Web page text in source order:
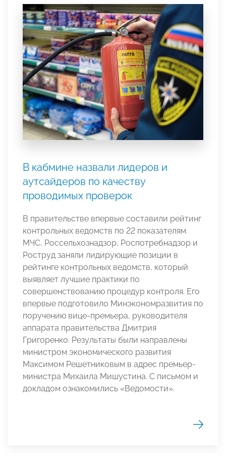
В кабмине назвали лидеров и
аутсайдеров по качеству
проводимых проверок
В правительстве впервые составили рейтинг
контрольных ведомств по 22 показателям.
МЧС, Россельхознадзор, Роспотребнадзор и
Роструд заняли лидирующие позиции в
рейтинге контрольных ведомств, который
выявляет лучшие практики по
совершенствованию процедур контроля. Его
впервые подготовило Минэкономразвития по
поручению вице-премьера, руководителя
аппарата правительства Дмитрия
Григоренко. Результаты были направлены
министром экономического развития
Максимом Решетниковым в адрес премьер-
министра Михаила Мишустина. С письмом и
докладом ознакомились «Ведомости».